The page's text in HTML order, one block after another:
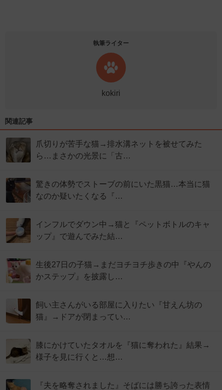
執筆ライター
kokiri
関連記事
爪切りが苦手な猫→排水溝ネットを被せてみた
ら…まさかの光景に「古…
驚きの体勢でストーブの前にいた黒猫…本当に猫
なのか疑いたくなる『…
インフルでダウン中→猫と『ペットボトルのキャ
ップ』で遊んでみた結…
生後27日の子猫→まだヨチヨチ歩きの中『やんの
かステップ』を披露し…
飼い主さんがいる部屋に入りたい『甘えん坊の
猫』→ドアが閉まってい…
膝にかけていたタオルを『猫に奪われた』結果→
様子を見に行くと…想…
『夫を略奪されました』そばには勝ち誇った表情